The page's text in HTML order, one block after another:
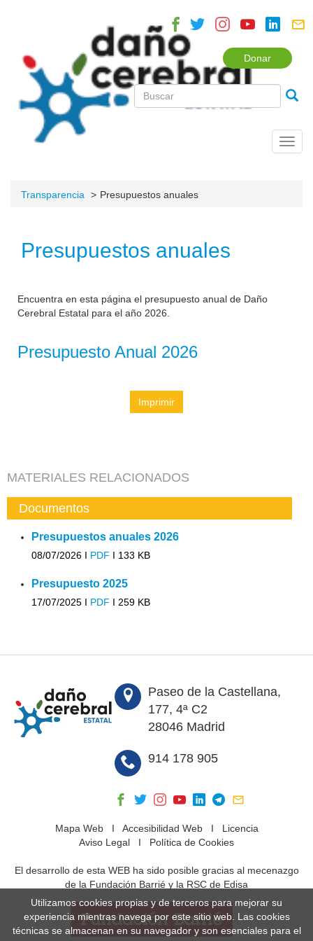
Donar
Transparencia Presupuestos anuales
Presupuestos anuales
Encuentra en esta página el presupuesto anual de Daño
Cerebral Estatal para el año 2026.
Presupuesto Anual 2026
Imprimir
MATERIALES RELACIONADOS
Documentos
Presupuestos anuales 2026
08/07/2026 I PDF I 133 KB
Presupuesto 2025
17/07/2025 I PDF I 259 KB
Paseo de la Castellana,
177, 4ª C2
28046 Madrid
914 178 905
Mapa WebI Accesibilidad WebI Licencia
Aviso Legal I Política de Cookies
El desarrollo de esta WEB ha sido posible gracias al mecenazgo
de la Fundación Barrié y la RSC de Edisa
Utilizamos cookies propias y de terceros para mejorar su
experiencia mientras navega por este sitio web. Las cookies
técnicas se almacenan en su navegador y son esenciales para el